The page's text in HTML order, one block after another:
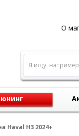
О
Я ищу,
Haval H3 2024+